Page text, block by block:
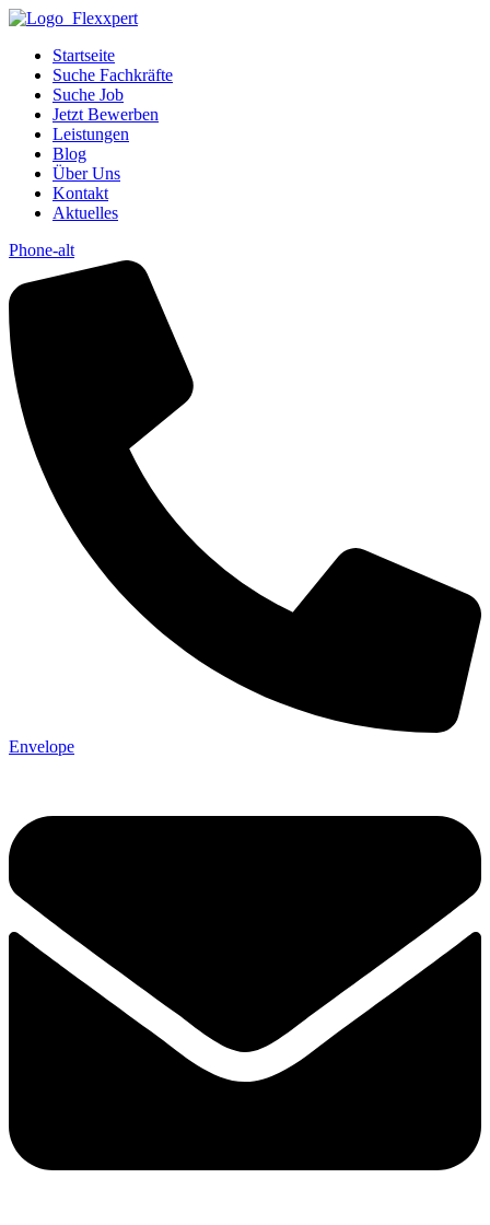
Startseite
Suche Fachkräfte
Suche Job
Jetzt Bewerben
Leistungen
Blog
Über Uns
Kontakt
Aktuelles
Phone-alt
Envelope